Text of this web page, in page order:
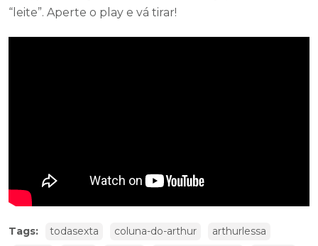
“leite”. Aperte o play e vá tirar!
Tags: todasexta coluna-do-arthur
arthurlessa